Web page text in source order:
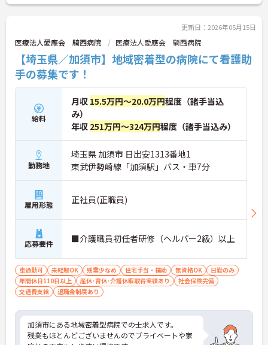
更新日：2026年05月15日
医療法人愛應会 騎西病院 医療法人愛應会 騎西病院
【埼玉県／加須市】地域密着型の病院にて看護助
手の募集です！
給料
月収 15.5万円～20.0万円程度（諸手当込
み）
年収 251万円～324万円程度（諸手当込み）
勤務地
埼玉県 加須市 日出安1313番地1
東武伊勢崎線「加須駅」バス・車7分
雇用形態 正社員(正職員)
応募要件 ■介護職員初任者研修（ヘルパー2級）以上
車通勤可 未経験OK 残業少なめ 住宅手当・補助 無資格OK
日勤のみ
年間休日110日以上
産休･育休･介護休暇取得実績あり
社会保険完備
交通費支給
退職金制度あり
加須市にある地域密着型病院での士求人です。
残業もほとんどございませんのでプライベートや家